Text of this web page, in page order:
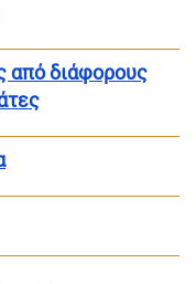
από διάφορους